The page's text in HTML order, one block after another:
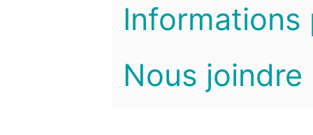
Informations
Nous joindre